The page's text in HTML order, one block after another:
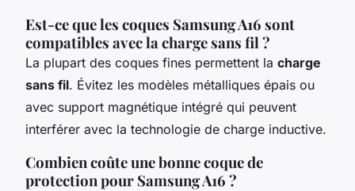
Est-ce que les coques Samsung A16 sont
compatibles avec la charge sans fil ?
La plupart des coques fines permettent la charge
sans fil. Évitez les modèles métalliques épais ou
avec support magnétique intégré qui peuvent
interférer avec la technologie de charge inductive.
Combien coûte une bonne coque de
protection pour Samsung A16 ?